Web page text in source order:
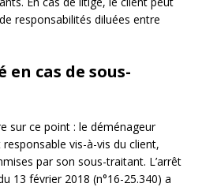
responsabilités diluées entre
cas de sous-
sur ce point : le déménageur
vis-à-vis du client,
par son sous-traitant. L’arrêt
13 février 2018 (n°16-25.340) a